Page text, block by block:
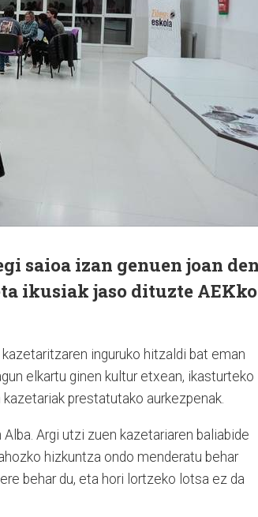
saioa izan genuen joan
ikusiak jaso dituzte AEKko
inguruko hitzaldi bat eman
elkartu ginen kultur etxean, ikasturteko
prestatutako aurkezpenak.
Argi utzi zuen kazetariaren baliabide
hizkuntza ondo menderatu behar
behar du, eta hori lortzeko lotsa ez da